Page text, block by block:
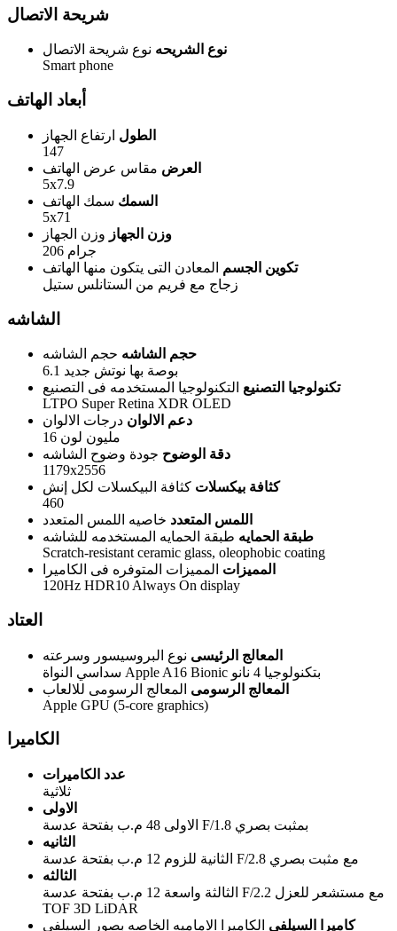
شريحة الاتصال
نوع الشريحه نوع شريحة الاتصال
Smart phone
أبعاد الهاتف
الطول ارتفاع الجهاز
147
العرض مقاس عرض الهاتف
5x7.9
السمك سمك الهاتف
5x71
وزن الجهاز وزن الجهاز
206 جرام
تكوين الجسم المعادن التى يتكون منها الهاتف
زجاج مع فريم من الستانلس ستيل
الشاشه
حجم الشاشه حجم الشاشه
6.1 بوصة بها نوتش جديد
تكنولوجيا التصنيع التكنولوجيا المستخدمه فى التصنيع
LTPO Super Retina XDR OLED
دعم الالوان درجات الالوان
16 مليون لون
دقة الوضوح جودة وضوح الشاشه
1179x2556
كثافة بيكسلات كثافة البيكسلات لكل إنش
460
اللمس المتعدد خاصيه اللمس المتعدد
طبقة الحمايه طبقة الحمايه المستخدمه للشاشه
Scratch-resistant ceramic glass, oleophobic coating
المميزات المميزات المتوفره فى الكاميرا
120Hz HDR10 Always On display
العتاد
المعالج الرئيسى نوع البروسيسور وسرعته
سداسي النواة Apple A16 Bionic بتكنولوجيا 4 نانو
المعالج الرسومى المعالج الرسومى للالعاب
Apple GPU (5-core graphics)
الكاميرا
عدد الكاميرات
ثلاثية
الاولى
الاولى 48 م.ب بفتحة عدسة F/1.8 بمثبت بصري
الثانيه
الثانية للزوم 12 م.ب بفتحة عدسة F/2.8 مع مثبت بصري
الثالثه
الثالثة واسعة 12 م.ب بفتحة عدسة F/2.2 مع مستشعر للعزل
TOF 3D LiDAR
كاميرا السيلفى الكاميرا الاماميه الخاصه بصور السيلفى